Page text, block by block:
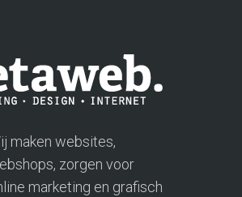
maken websites,
zorgen voor
marketing en grafisch